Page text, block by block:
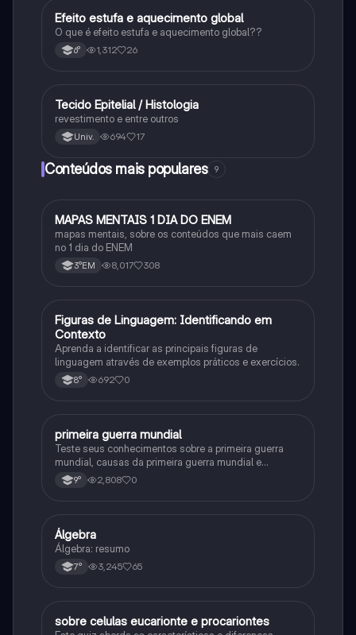
Ciência
Efeito estufa e aquecimento global
O que é efeito estufa e aquecimento global??
6° 1,312 26
Ciência
Tecido Epitelial / Histologia
revestimento e entre outros
Univ. 694 17
Conteúdos mais populares 9
Português
MAPAS MENTAIS 1 DIA DO ENEM
mapas mentais, sobre os conteúdos que mais caem
no 1 dia do ENEM
3°EM 8,017 308
FPortuguês
Figuras de Linguagem: Identificando em
Contexto
Aprenda a identificar as principais figuras de
linguagem através de exemplos práticos e exercícios.
8° 692 0
História
primeira guerra mundial
Teste seus conhecimentos sobre a primeira guerra
mundial, causas da primeira guerra mundial e
consequências da Primeira Guerra Mundial, fases da
primeira guerra mundial
9° 2,808 0
Matematica
Álgebra
Álgebra: resumo
7° 3,245 65
Biologia
sobre celulas eucarionte e procariontes